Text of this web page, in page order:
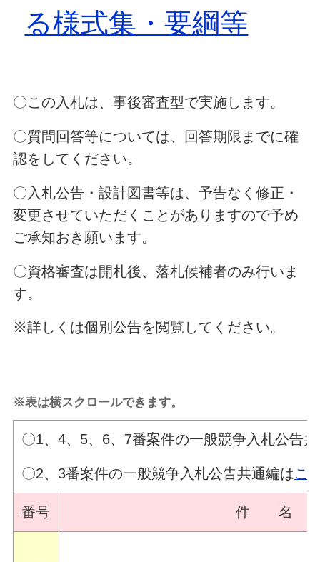
る様式集・要綱等
〇この入札は、事後審査型で実施します。
〇質問回答等については、回答期限までに確
認をしてください。
〇入札公告・設計図書等は、予告なく修正・
変更させていただくことがありますので予め
ご承知おき願います。
〇資格審査は開札後、落札候補者のみ行いま
す。
※詳しくは個別公告を閲覧してください。
※表は横スクロールできます。
〇1、4、5、6、7番案件の一般競争入札公告
〇2、3番案件の一般競争入札公告共通編はこ
番号 件 名